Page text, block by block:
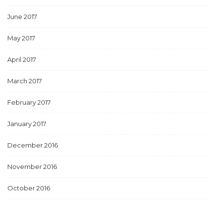
June 2017
May 2017
April 2017
March 2017
February 2017
January 2017
December 2016
November 2016
October 2016